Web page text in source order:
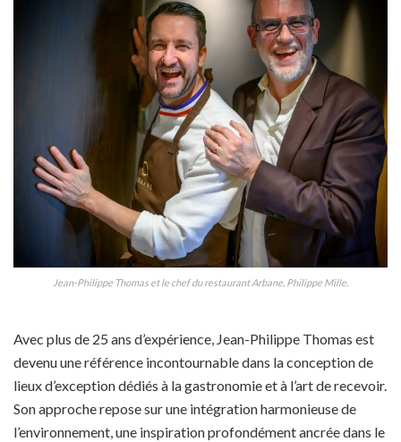
Jean-Philippe Thomas et le chef du restaurant Arbane, Philippe Mille.
Avec plus de 25 ans d’expérience, Jean-Philippe Thomas est
devenu une référence incontournable dans la conception de
lieux d’exception dédiés à la gastronomie et à l’art de recevoir.
Son approche repose sur une intégration harmonieuse de
l’environnement, une inspiration profondément ancrée dans le